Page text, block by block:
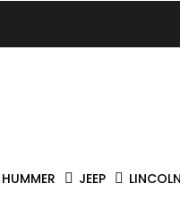
HUMMER JEEP LINCOLN